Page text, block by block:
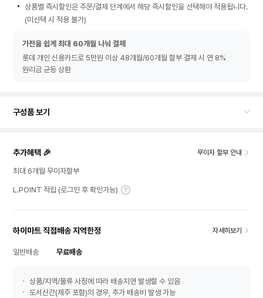
상품별 즉시할인은 주문/결제 단계에서 해당 즉시할인을 선택해야 적용됩니다.
(미선택 시 적용 불가)
가전을 쉽게 최대 60개월 나눠 결제
롯데 개인 신용카드로 5만원 이상 48개월/60개월 할부 결제 시 연 8%
원리금 균등 상환
구성품 보기
추가혜택 🎉 무이자 할부 안내
최대 6개월 무이자할부
L.POINT 적립 (로그인 후 확인가능)
하이마트 직접배송 지역한정 자세히보기
일반배송 무료배송
상품/지역/물류 사정에 따라 배송지연 발생할 수 있음
도서산간(제주 포함)의 경우, 추가 배송비 발생 가능